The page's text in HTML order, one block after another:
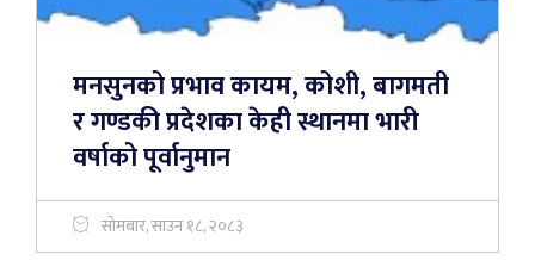
मनसुनको प्रभाव कायम, कोशी, बागमती
र गण्डकी प्रदेशका केही स्थानमा भारी
वर्षाको पूर्वानुमान
सोमबार, साउन १८, २०८३